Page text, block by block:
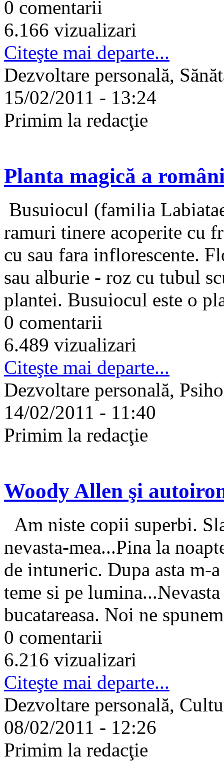
0 comentarii
6.166 vizualizari
Citeşte mai departe...
Dezvoltare personală,
15/02/2011 - 13:24
Primim la redacţie
Planta magică a
Busuiocul (familia
ramuri tinere acoperite cu
cu sau fara inflorescente.
sau alburie - roz cu tubul
plantei. Busuiocul este o
0 comentarii
6.489 vizualizari
Citeşte mai departe...
Dezvoltare personală,
14/02/2011 - 11:40
Primim la redacţie
Woody Allen şi
Am niste copii superbi.
nevasta-mea...Pina la
de intuneric. Dupa asta m-
teme si pe
bucatareasa. Noi ne
0 comentarii
6.216 vizualizari
Citeşte mai departe...
Dezvoltare personală,
08/02/2011 - 12:26
Primim la redacţie